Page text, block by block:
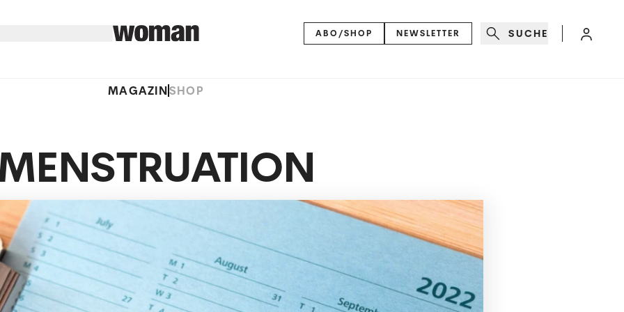
ABO/SHOP NEWSLETTER SUCHE
MAGAZINSHOP